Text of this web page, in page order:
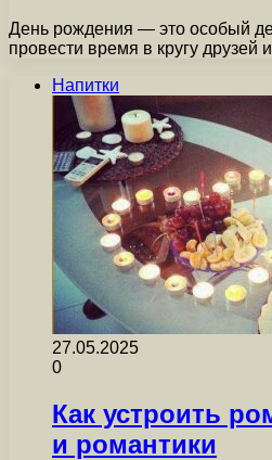
День рождения — это особый
провести время в кругу друзей
Напитки
27.05.2025
0
Как устроить
и романтики